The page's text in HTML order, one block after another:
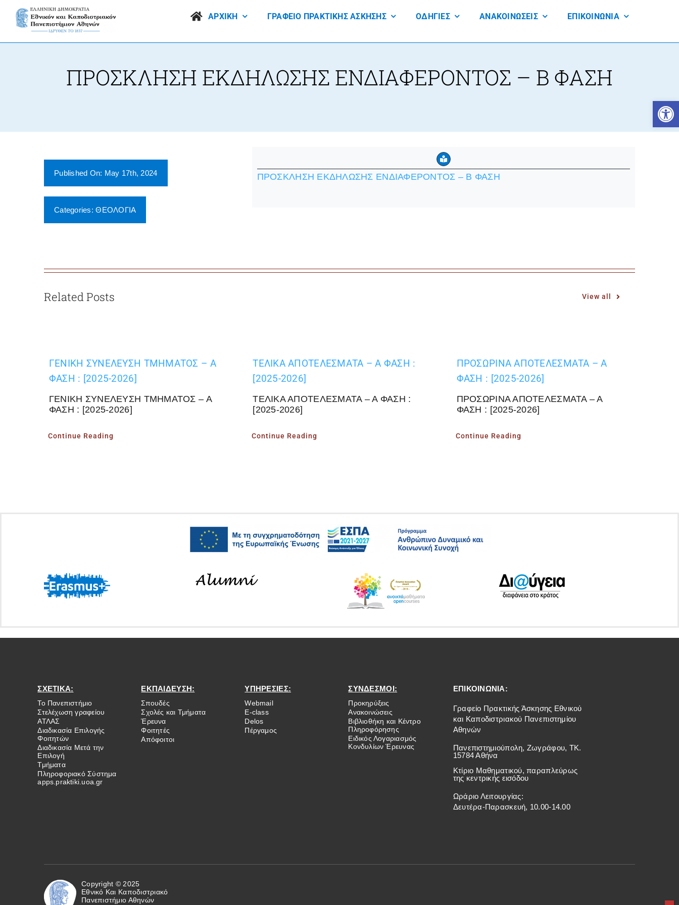
content
ΑΡΧΙΚΗ ΓΡΑΦΕΙΟ ΠΡΑΚΤΙΚΗΣ ΑΣΚΗΣΗΣ ΟΔΗΓΙΕΣ ΑΝΑΚΟΙΝΩΣΕΙΣ ΕΠΙΚΟΙΝΩΝΙΑ
ΠΡΟΣΚΛΗΣΗ ΕΚΔΗΛΩΣΗΣ ΕΝΔΙΑΦΕΡΟΝΤΟΣ – B ΦΑΣΗ
Published On: May 17th, 2024
Categories:ΘΕΟΛΟΓΙΑ
ΠΡΟΣΚΛΗΣΗ ΕΚΔΗΛΩΣΗΣ ΕΝΔΙΑΦΕΡΟΝΤΟΣ – B ΦΑΣΗ
Related Posts View all
ΓΕΝΙΚΗ ΣΥΝΕΛΕΥΣΗ ΤΜΗΜΑΤΟΣ – Α
ΦΑΣΗ : [2025-2026]
ΓΕΝΙΚΗ ΣΥΝΕΛΕΥΣΗ ΤΜΗΜΑΤΟΣ – Α
ΦΑΣΗ : [2025-2026]
Continue Reading
ΤΕΛΙΚΑ ΑΠΟΤΕΛΕΣΜΑΤΑ – Α ΦΑΣΗ :
[2025-2026]
ΤΕΛΙΚΑ ΑΠΟΤΕΛΕΣΜΑΤΑ – Α ΦΑΣΗ :
[2025-2026]
Continue Reading
ΠΡΟΣΩΡΙΝΑ ΑΠΟΤΕΛΕΣΜΑΤΑ – Α
ΦΑΣΗ : [2025-2026]
ΠΡΟΣΩΡΙΝΑ ΑΠΟΤΕΛΕΣΜΑΤΑ – Α
ΦΑΣΗ : [2025-2026]
Continue Reading
ΣΧΕΤΙΚΑ:
Το Πανεπιστήμιο
Στελέχωση γραφείου
ΑΤΛΑΣ
Διαδικασία Επιλογής
Φοιτητών
Διαδικασία Μετά την
Επιλογή
Τμήματα
Πληροφοριακό Σύστημα
apps.praktiki.uoa.gr
ΕΚΠΑΙΔΕΥΣΗ:
Σπουδές
Σχολές και Τμήματα
Έρευνα
Φοιτητές
Απόφοιτοι
ΥΠΗΡΕΣΙΕΣ:
Webmail
E-class
Delos
Πέργαμος
ΣΥΝΔΕΣΜΟΙ:
Προκηρύξεις
Ανακοινώσεις
Βιβλιοθήκη και Κέντρο
Πληροφόρησης
Ειδικός Λογαριασμός
Κονδυλίων Έρευνας
ΕΠΙΚΟΙΝΩΝΙΑ:
Γραφείο Πρακτικής Άσκησης Εθνικού
και Καποδιστριακού Πανεπιστημίου
Αθηνών
Πανεπιστημιούπολη, Ζωγράφου, ΤΚ.
15784 Αθήνα
Κτίριο Μαθηματικού, παραπλεύρως
της κεντρικής εισόδου
Ωράριο Λειτουργίας:
Δευτέρα-Παρασκευή, 10.00-14.00
Copyright © 2025
Εθνικό Και Καποδιστριακό
Πανεπιστήμιο Αθηνών